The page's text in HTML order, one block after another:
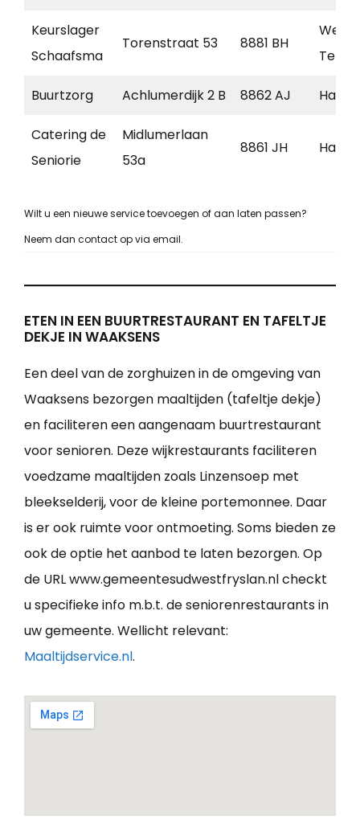
Keurslager
Schaafsma
Torenstraat 53 8881 BH
West-
Buurtzorg Achlumerdijk 2 B 8862 AJ
Catering de
Seniorie
Midlumerlaan
53a
8861 JH
Wilt u een nieuwe service toevoegen of aan laten passen?
Neem dan contact op via email.
ETEN IN EEN BUURTRESTAURANT EN TAFELTJE
DEKJE IN WAAKSENS
Een deel van de zorghuizen in de omgeving van
Waaksens bezorgen maaltijden (tafeltje dekje)
en faciliteren een aangenaam buurtrestaurant
voor senioren. Deze wijkrestaurants faciliteren
voedzame maaltijden zoals Linzensoep met
bleekselderij, voor de kleine portemonnee. Daar
is er ook ruimte voor ontmoeting. Soms bieden ze
ook de optie het aanbod te laten bezorgen. Op
de URL www.gemeentesudwestfryslan.nl checkt
u specifieke info m.b.t. de seniorenrestaurants in
uw gemeente. Wellicht relevant:
Maaltijdservice.nl.